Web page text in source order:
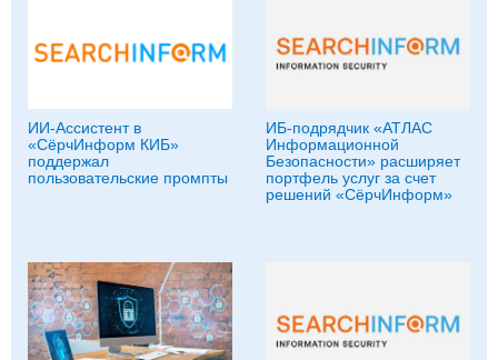
ИИ-Ассистент в
«СёрчИнформ КИБ»
поддержал
пользовательские промпты
ИБ-подрядчик «АТЛАС
Информационной
Безопасности» расширяет
портфель услуг за счет
решений «СёрчИнформ»